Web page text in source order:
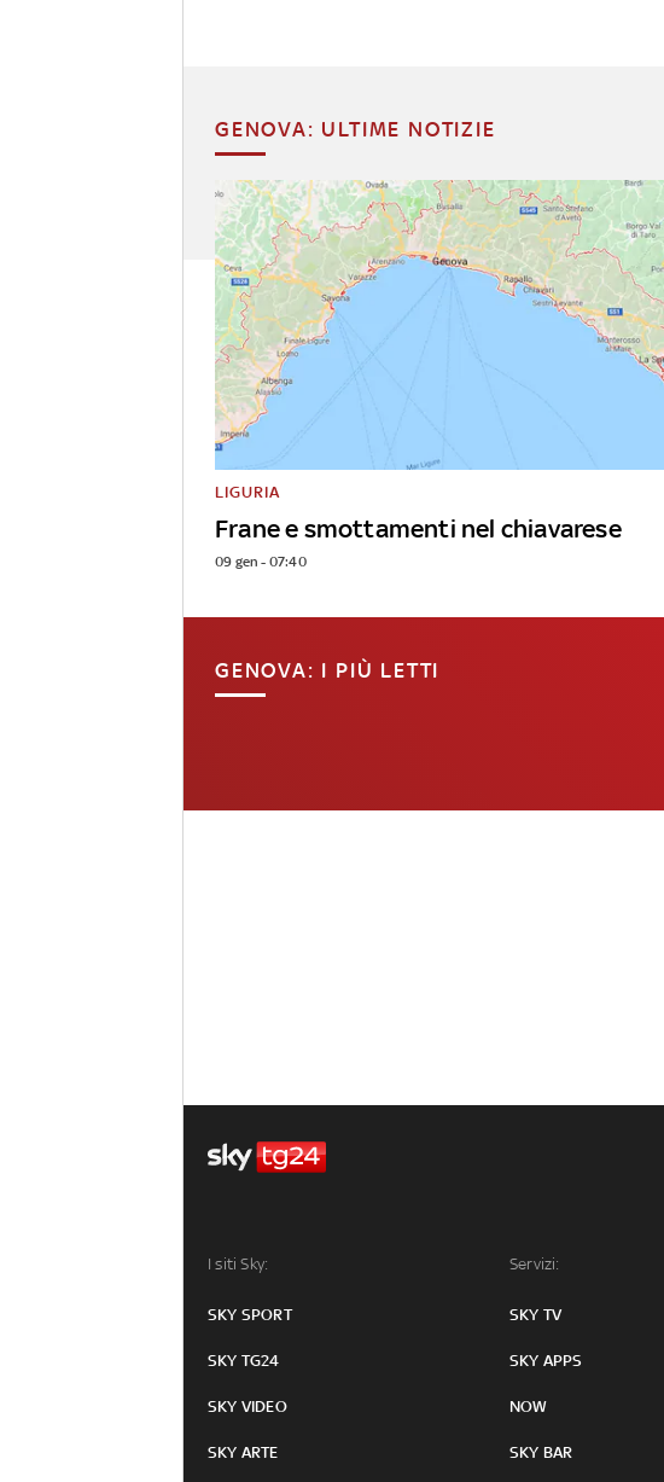
GENOVA: ULTIME NOTIZIE
Frane e smottamenti nel chiavarese
LIGURIA
09 gen - 07:40
GENOVA: I PIÙ LETTI
I siti Sky:
SKY SPORT
SKY TG24
SKY VIDEO
SKY ARTE
Servizi:
SKY TV
SKY APPS
NOW
SKY BAR